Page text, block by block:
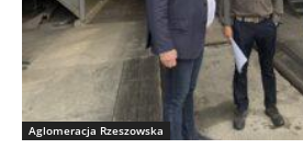
Aglomeracja Rzeszowska